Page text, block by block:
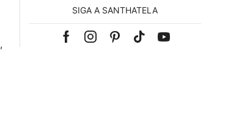
,
SIGA A SANTHATELA
FacebookInstagramPinterest
Tik-Youtube